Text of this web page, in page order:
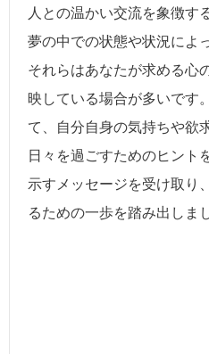
人との温かい交流を象徴す
夢の中での状態や状況によ
それらはあなたが求める心
映している場合が多いです
て、自分自身の気持ちや欲
日々を過ごすためのヒント
示すメッセージを受け取り
るための一歩を踏み出しま